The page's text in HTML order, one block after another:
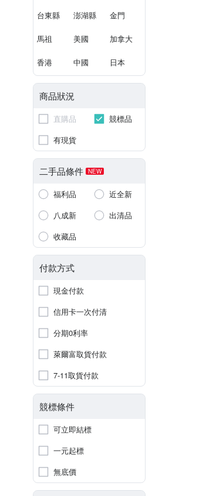
台東縣 澎湖縣 金門
馬祖 美國 加拿大
香港 中國 日本
商品狀況
直購品
競標品
有現貨
二手品條件 NEW
福利品
近全新
八成新
出清品
收藏品
付款方式
現金付款
信用卡一次付清
分期0利率
萊爾富取貨付款
7-11取貨付款
競標條件
可立即結標
一元起標
無底價